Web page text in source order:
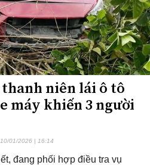
niên lái ô tô
máy khiến 3 người
01/2026 | 16:14
đang phối hợp điều tra vụ